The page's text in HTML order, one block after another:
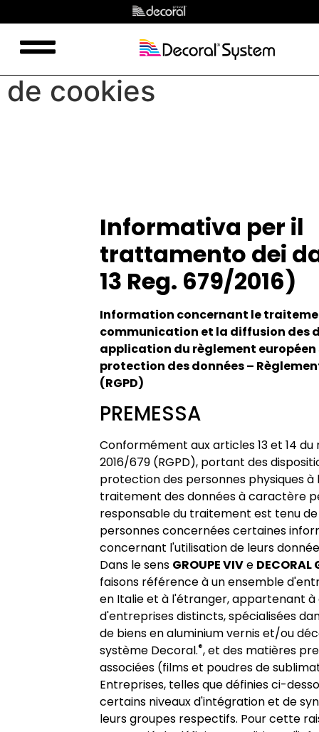
Politique en matière
de confidentialité et
de cookies
Informativa per il
trattamento dei
13 Reg. 679/2016)
Information concernant le
communication et la diffusion des
application du règlement européen
protection des données –
(RGPD)
PREMESSA
Conformément aux articles 13 et 14 du
2016/679 (RGPD), portant des
protection des personnes physiques à
traitement des données à caractère
responsable du traitement est tenu
personnes concernées certaines
concernant l'utilisation de leurs
Dans le sens GROUPE VIVe DECORAL
faisons référence à un ensemble
en Italie et à l'étranger, appartenant à
d'entreprises distincts, spécialisées
de biens en aluminium vernis et/ou
système Decoral.®, et des matières
associées (films et poudres de
Entreprises, telles que définies ci-
certains niveaux d'intégration et de
leurs groupes respectifs. Pour cette